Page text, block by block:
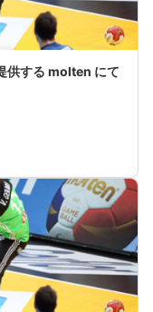
供する molten にて